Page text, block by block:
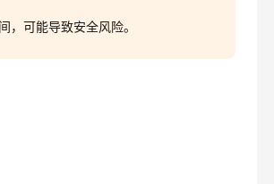
，可能导致安全风险。